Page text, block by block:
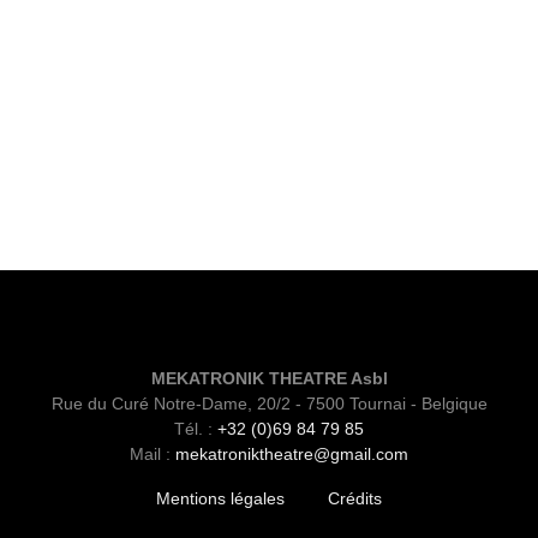
MEKATRONIK THEATRE Asbl
Rue du Curé Notre-Dame, 20/2 - 7500 Tournai - Belgique
Tél. : +32 (0)69 84 79 85
Mail : mekatroniktheatre@gmail.com
Mentions légales Crédits